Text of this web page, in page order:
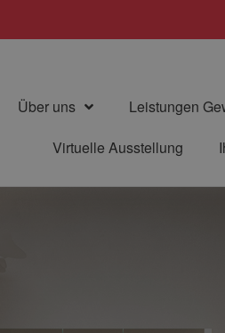
Über uns Leistungen
Virtuelle Ausstellung